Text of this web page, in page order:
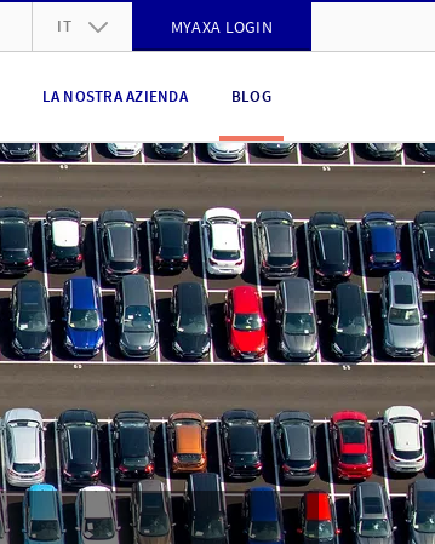
IT
IT
EN
MYAXA LOGIN
LA NOSTRA AZIENDA BLOG